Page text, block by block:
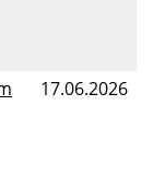
17.06.2026